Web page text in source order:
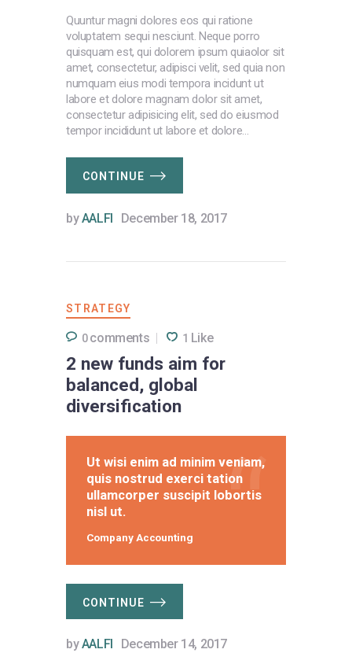
Quuntur magni dolores eos qui ratione
voluptatem sequi nesciunt. Neque porro
quisquam est, qui dolorem ipsum quiaolor sit
amet, consectetur, adipisci velit, sed quia non
numquam eius modi tempora incidunt ut
labore et dolore magnam dolor sit amet,
consectetur adipisicing elit, sed do eiusmod
tempor incididunt ut labore et dolore…
CONTINUE
byAALFI December 18, 2017
STRATEGY
0 comments 1 Like
2 new funds aim for
balanced, global
diversification
Ut wisi enim ad minim veniam,
quis nostrud exerci tation
ullamcorper suscipit lobortis
nisl ut.
Company Accounting
CONTINUE
byAALFI December 14, 2017